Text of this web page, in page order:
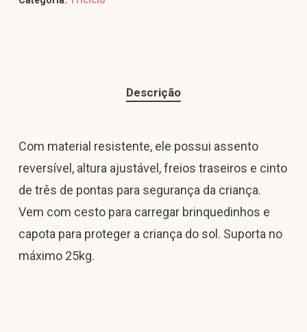
Descrição
Com material resistente, ele possui assento
reversível, altura ajustável, freios traseiros e cinto
de três de pontas para segurança da criança.
Vem com cesto para carregar brinquedinhos e
capota para proteger a criança do sol. Suporta no
máximo 25kg.